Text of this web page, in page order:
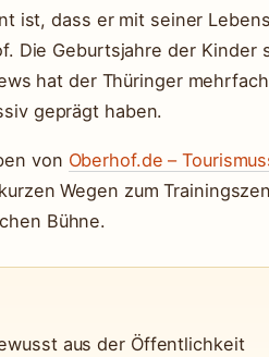
ist, dass er mit seiner
Die Geburtsjahre der Kinder
hat der Thüringer
geprägt haben.
von Oberhof.de –
Wegen zum
Bühne.
aus der Öffentlichkeit